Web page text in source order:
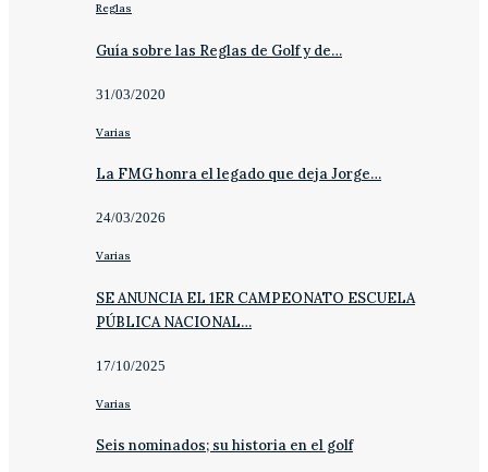
Reglas
Guía sobre las Reglas de Golf y de…
31/03/2020
Varias
La FMG honra el legado que deja Jorge…
24/03/2026
Varias
SE ANUNCIA EL 1ER CAMPEONATO ESCUELA
PÚBLICA NACIONAL…
17/10/2025
Varias
Seis nominados; su historia en el golf